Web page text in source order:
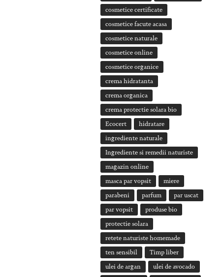
cosmetice certificate
cosmetice facute acasa
cosmetice naturale
cosmetice online
cosmetice organice
crema hidratanta
crema organica
crema protectie solara bio
Ecocert hidratare
ingrediente naturale
Ingrediente si remedii naturiste
magazin online
masca par vopsit miere
parabeni parfum par uscat
par vopsit produse bio
protectie solara
retete naturiste homemade
ten sensibil Timp liber
ulei de argan ulei de avocado